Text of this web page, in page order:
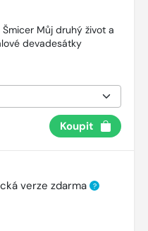
Šmicer Můj druhý život a
devadesátky
Koupit
verze zdarma ?